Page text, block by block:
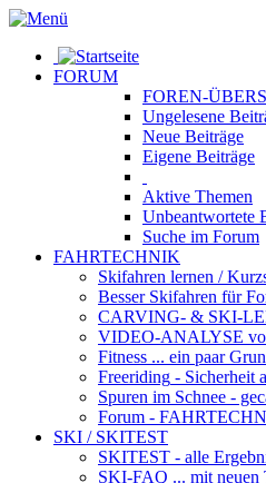
FORUM
FOREN-
Ungelesene
Neue Beiträge
Eigene Beiträge
Aktive Themen
Unbeantwortete
Suche im Forum
FAHRTECHNIK
Skifahren lernen /
Besser Skifahren für
CARVING- & SKI-
VIDEO-ANALYSE
Fitness ... ein paar
Freeriding - Sicherheit
Spuren im Schnee -
Forum -
SKI / SKITEST
SKITEST - alle
SKI-FAQ ... mit neuen